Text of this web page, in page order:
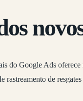
do Google Ads
rastreamento de